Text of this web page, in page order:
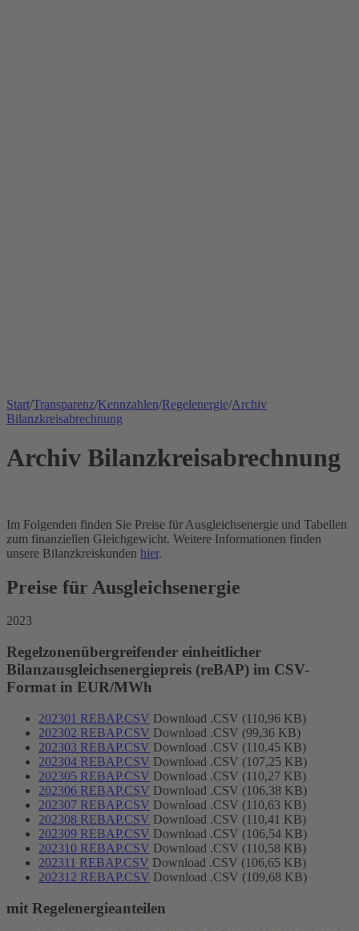
Start/Transparenz/Kennzahlen/Regelenergie/Archiv
Bilanzkreisabrechnung
Archiv Bilanzkreisabrechnung
Im Folgenden finden Sie Preise für Ausgleichsenergie und Tabellen
zum finanziellen Gleichgewicht. Weitere Informationen finden
unsere Bilanzkreiskunden hier.
Preise für Ausgleichsenergie
2023
Regelzonenübergreifender einheitlicher
Bilanzausgleichsenergiepreis (reBAP) im CSV-
Format in EUR/MWh
202301 REBAP.CSV Download .CSV (110,96 KB)
202302 REBAP.CSV Download .CSV (99,36 KB)
202303 REBAP.CSV Download .CSV (110,45 KB)
202304 REBAP.CSV Download .CSV (107,25 KB)
202305 REBAP.CSV Download .CSV (110,27 KB)
202306 REBAP.CSV Download .CSV (106,38 KB)
202307 REBAP.CSV Download .CSV (110,63 KB)
202308 REBAP.CSV Download .CSV (110,41 KB)
202309 REBAP.CSV Download .CSV (106,54 KB)
202310 REBAP.CSV Download .CSV (110,58 KB)
202311 REBAP.CSV Download .CSV (106,65 KB)
202312 REBAP.CSV Download .CSV (109,68 KB)
mit Regelenergieanteilen